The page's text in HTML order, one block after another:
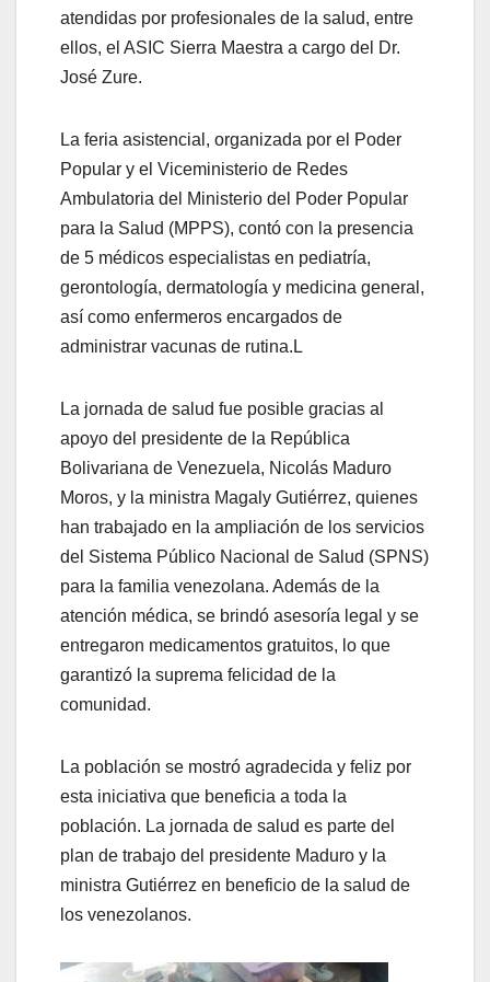
atendidas por profesionales de la salud, entre
ellos, el ASIC Sierra Maestra a cargo del Dr.
José Zure.
La feria asistencial, organizada por el Poder
Popular y el Viceministerio de Redes
Ambulatoria del Ministerio del Poder Popular
para la Salud (MPPS), contó con la presencia
de 5 médicos especialistas en pediatría,
gerontología, dermatología y medicina general,
así como enfermeros encargados de
administrar vacunas de rutina.L
La jornada de salud fue posible gracias al
apoyo del presidente de la República
Bolivariana de Venezuela, Nicolás Maduro
Moros, y la ministra Magaly Gutiérrez, quienes
han trabajado en la ampliación de los servicios
del Sistema Público Nacional de Salud (SPNS)
para la familia venezolana. Además de la
atención médica, se brindó asesoría legal y se
entregaron medicamentos gratuitos, lo que
garantizó la suprema felicidad de la
comunidad.
La población se mostró agradecida y feliz por
esta iniciativa que beneficia a toda la
población. La jornada de salud es parte del
plan de trabajo del presidente Maduro y la
ministra Gutiérrez en beneficio de la salud de
los venezolanos.